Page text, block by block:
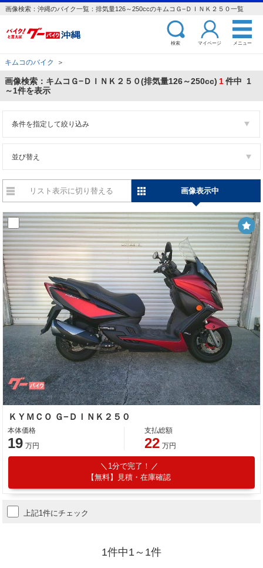
画像検索：沖縄のバイク一覧：排気量126～250ccのキムコＧ−ＤＩＮＫ２５０一覧
検索 マイページ メニュー
キムコのバイク ＞
画像検索：キムコＧ−ＤＩＮＫ２５０(排気量126～250cc) 1件中 1
～1件を表示
条件を指定して絞り込み
並び替え
リスト表示に切り替える 画像表示中
ＫＹＭＣＯ Ｇ−ＤＩＮＫ２５０
本体価格
19 万円
支払総額
22 万円
1分で完了！
【無料】見積・在庫確認
上記1件にチェック
1件中1～1件